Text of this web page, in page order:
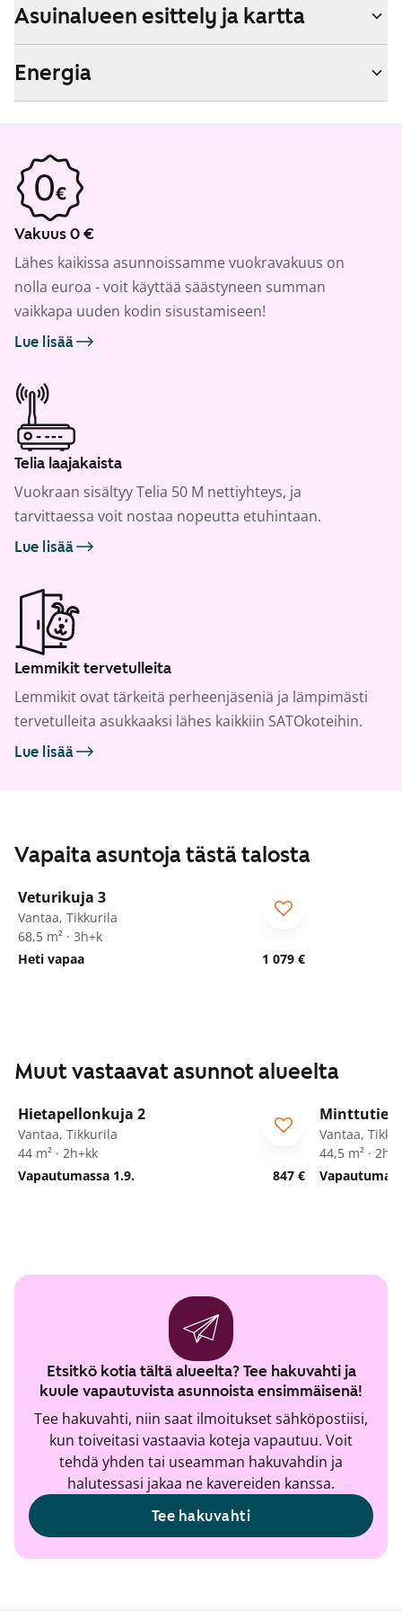
Asuinalueen esittely ja kartta
Energia
Vakuus 0 €
Lähes kaikissa asunnoissamme vuokravakuus on
nolla euroa - voit käyttää säästyneen summan
vaikkapa uuden kodin sisustamiseen!
Lue lisää
Telia laajakaista
Vuokraan sisältyy Telia 50 M nettiyhteys, ja
tarvittaessa voit nostaa nopeutta etuhintaan.
Lue lisää
Lemmikit tervetulleita
Lemmikit ovat tärkeitä perheenjäseniä ja lämpimästi
tervetulleita asukkaaksi lähes kaikkiin SATOkoteihin.
Lue lisää
Vapaita asuntoja tästä talosta
/19
ARA
Veturikuja 3
Vantaa, Tikkurila
68,5 m² · 3h+k
Heti vapaa
1 079 €
Muut vastaavat asunnot alueelta
ARA
Hietapellonkuja 2
Vantaa, Tikkurila
44 m² · 2h+kk
Vapautumassa 1.9.
847 €
Minttutie
Vantaa,
44,5 m² ·
Etsitkö kotia tältä alueelta? Tee hakuvahti ja
kuule vapautuvista asunnoista ensimmäisenä!
Tee hakuvahti, niin saat ilmoitukset sähköpostiisi,
kun toiveitasi vastaavia koteja vapautuu. Voit
tehdä yhden tai useamman hakuvahdin ja
halutessasi jakaa ne kavereiden kanssa.
Tee hakuvahti